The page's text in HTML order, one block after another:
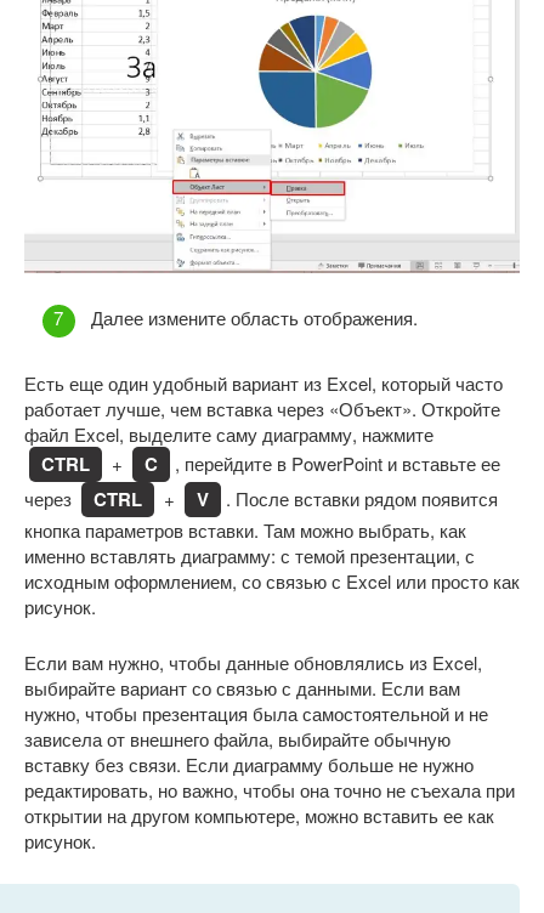
Далее измените область отображения.
Есть еще один удобный вариант из Excel, который часто
работает лучше, чем вставка через «Объект». Откройте
файл Excel, выделите саму диаграмму, нажмите
CTRL + C
, перейдите в PowerPoint и вставьте ее
через
CTRL + V
. После вставки рядом появится
кнопка параметров вставки. Там можно выбрать, как
именно вставлять диаграмму: с темой презентации, с
исходным оформлением, со связью с Excel или просто как
рисунок.
Если вам нужно, чтобы данные обновлялись из Excel,
выбирайте вариант со связью с данными. Если вам
нужно, чтобы презентация была самостоятельной и не
зависела от внешнего файла, выбирайте обычную
вставку без связи. Если диаграмму больше не нужно
редактировать, но важно, чтобы она точно не съехала при
открытии на другом компьютере, можно вставить ее как
рисунок.